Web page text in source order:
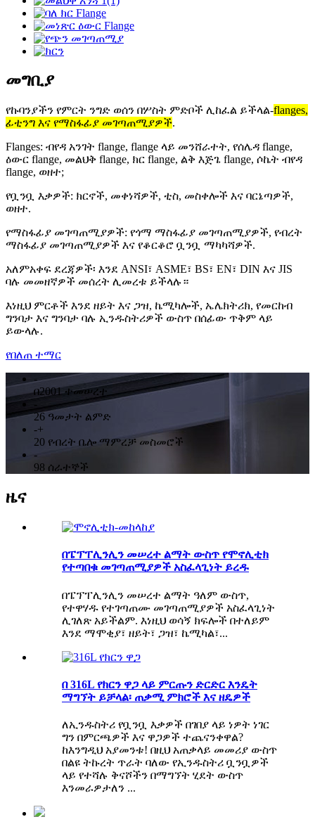
መግቢያ
የኩባንያችን የምርት ንግድ ወሰን በሦስት ምድቦች ሊከፈል ይችላል-flanges,
ፊቲንግ እና የማስፋፊያ መገጣጠሚያዎች.
Flanges: ብየዳ አንገት flange, flange ላይ መንሸራተት, የሰሌዳ flange,
ዕውር flange, መልህቅ flange, ክር flange, ልቅ እጅጌ flange, ሶኬት ብየዳ
flange, ወዘተ;
የቧንቧ እቃዎች: ክርኖች, መቀነሻዎች, ቲስ, መስቀሎች እና ባርኔጣዎች,
ወዘተ.
የማስፋፊያ መገጣጠሚያዎች: የጎማ ማስፋፊያ መገጣጠሚያዎች, የብረት
ማስፋፊያ መገጣጠሚያዎች እና የቆርቆሮ ቧንቧ ማካካሻዎች.
አለምአቀፍ ደረጃዎች፡ እንደ ANSI፣ ASME፣ BS፣ EN፣ DIN እና JIS
ባሉ መመዘኛዎች መሰረት ሊመረቱ ይችላሉ።
እነዚህ ምርቶች እንደ ዘይት እና ጋዝ, ኬሚካሎች, ኤሌክትሪክ, የመርከብ
ግንባታ እና ግንባታ ባሉ ኢንዱስትሪዎች ውስጥ በሰፊው ጥቅም ላይ
ይውላሉ.
የበለጠ ተማር
-
በ2001 ተመሠረተ
-
26 ዓመታት ልምድ
-+
20 የብረት ቤሎ ማምረቻ መስመሮች
-
98 ሰራተኞች
ዜና
በፔፕፐሊንሊን መሠረተ ልማት ውስጥ የሞኖሊቲክ
የተጣበቁ መገጣጠሚያዎች አስፈላጊነት ይረዱ
በፔፕፐሊንሊን መሠረተ ልማት ዓለም ውስጥ,
የተዋሃዱ የተገጣጠሙ መገጣጠሚያዎች አስፈላጊነት
ሊገለጽ አይችልም. እነዚህ ወሳኝ ክፍሎች በተለይም
እንደ ማሞቂያ፣ ዘይት፣ ጋዝ፣ ኬሚካል፣...
በ 316L የክርን ዋጋ ላይ ምርጡን ድርድር እንዴት
ማግኘት ይቻላል፡ ጠቃሚ ምክሮች እና ዘዴዎች
ለኢንዱስትሪ የቧንቧ እቃዎች በገበያ ላይ ነዎት ነገር
ግን በምርጫዎች እና ዋጋዎች ተጨናንቀዋል?
ከእንግዲህ አያመንቱ! በዚህ አጠቃላይ መመሪያ ውስጥ
በልዩ ትኩረት ጥራት ባለው የኢንዱስትሪ ቧንቧዎች
ላይ የተሻሉ ቅናሾችን በማግኘት ሂደት ውስጥ
እንመራዎታለን ...